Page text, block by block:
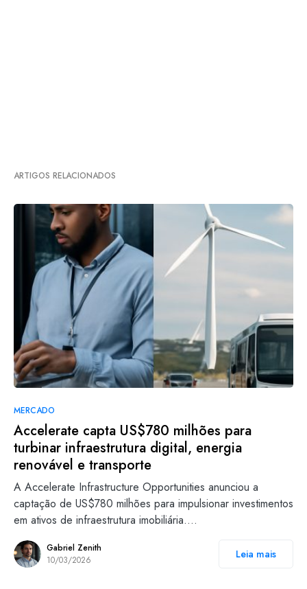
ARTIGOS RELACIONADOS
MERCADO
Accelerate capta US$780 milhões para
turbinar infraestrutura digital, energia
renovável e transporte
A Accelerate Infrastructure Opportunities anunciou a
captação de US$780 milhões para impulsionar investimentos
em ativos de infraestrutura imobiliária.…
Gabriel Zenith
10/03/2026
Leia mais